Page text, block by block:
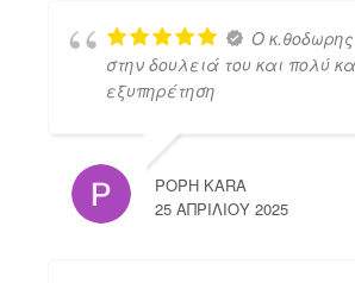
Ο
στην δουλειά του και πολύ
εξυπηρέτηση
POPH KARA
25 ΑΠΡΙΛΊΟΥ 2025